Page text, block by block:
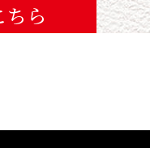
ら